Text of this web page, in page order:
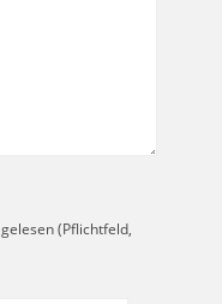
gelesen (Pflichtfeld,